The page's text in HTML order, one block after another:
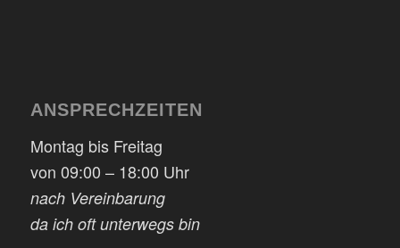
ANSPRECHZEITEN
Montag bis Freitag
von 09:00 – 18:00 Uhr
nach Vereinbarung
da ich oft unterwegs bin